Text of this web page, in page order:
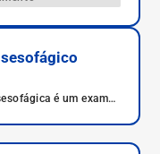
é um exame
completas das
do coração. É